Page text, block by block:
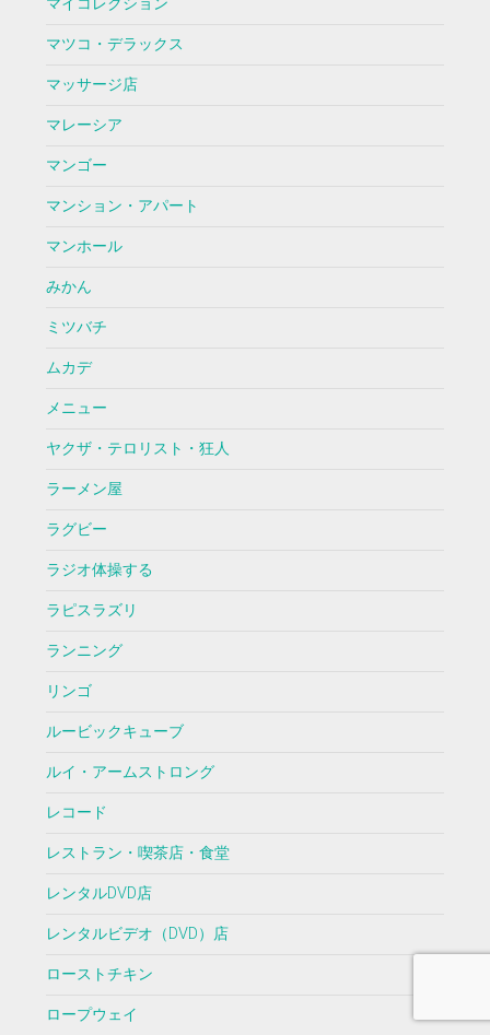
マイコレクション
マツコ・デラックス
マッサージ店
マレーシア
マンゴー
マンション・アパート
マンホール
みかん
ミツバチ
ムカデ
メニュー
ヤクザ・テロリスト・狂人
ラーメン屋
ラグビー
ラジオ体操する
ラピスラズリ
ランニング
リンゴ
ルービックキューブ
ルイ・アームストロング
レコード
レストラン・喫茶店・食堂
レンタルDVD店
レンタルビデオ（DVD）店
ローストチキン
ロープウェイ